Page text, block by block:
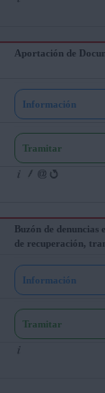
Aportación de
Información
Tramitar
Buzón de denuncias
de recuperación,
Información
Tramitar